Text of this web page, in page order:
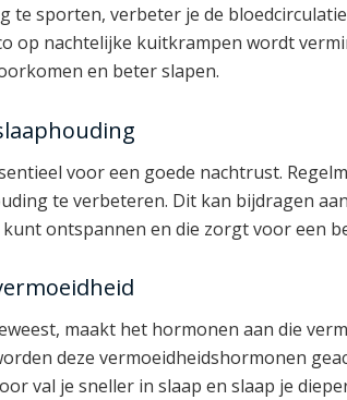
te sporten, verbeter je de
op nachtelijke kuitkrampen wordt
en beter slapen.
voor een goede nachtrust.
te verbeteren. Dit kan bijdragen
ontspannen en die zorgt voor een
maakt het hormonen aan die
deze vermoeidheidshormonen
val je sneller in slaap en slaap je